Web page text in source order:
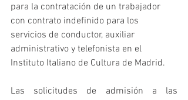
para la contratación de un trabajador
con contrato indefinido para los
servicios de conductor, auxiliar
administrativo y telefonista en el
Instituto Italiano de Cultura de Madrid.
Las solicitudes de admisión a las